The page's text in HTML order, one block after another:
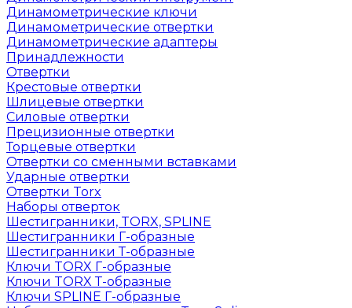
Динамометрические ключи
Динамометрические отвертки
Динамометрические адаптеры
Принадлежности
Отвертки
Крестовые отвертки
Шлицевые отвертки
Силовые отвертки
Прецизионные отвертки
Торцевые отвертки
Отвертки со сменными вставками
Ударные отвертки
Отвертки Torx
Наборы отверток
Шестигранники, TORX, SPLINE
Шестигранники Г-образные
Шестигранники Т-образные
Ключи TORX Г-образные
Ключи TORX Т-образные
Ключи SPLINE Г-образные